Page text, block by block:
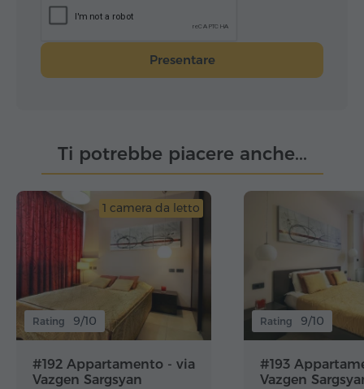
Presentare
Ti potrebbe piacere anche...
1 camera da letto
Rating 9/10
#192 Appartamento - via
Vazgen Sargsyan
Rating 9/10
#193
Vazgen